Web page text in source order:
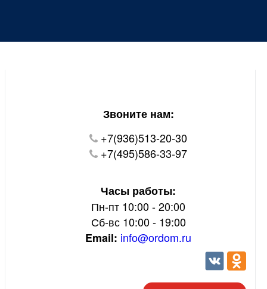
В настоящий момент на нашем сайте ведуться
Звоните нам:
+7(936)513-20-30
+7(495)586-33-97
Часы работы:
Пн-пт 10:00 - 20:00
Сб-вс 10:00 - 19:00
Email: info@ordom.ru